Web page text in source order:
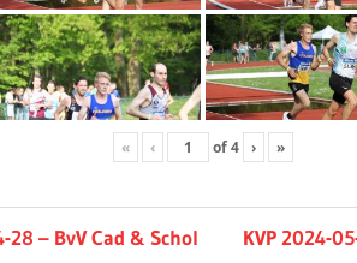
« ‹ of4 › »
28 – BvV Cad & Schol
Next
KVP 2024-